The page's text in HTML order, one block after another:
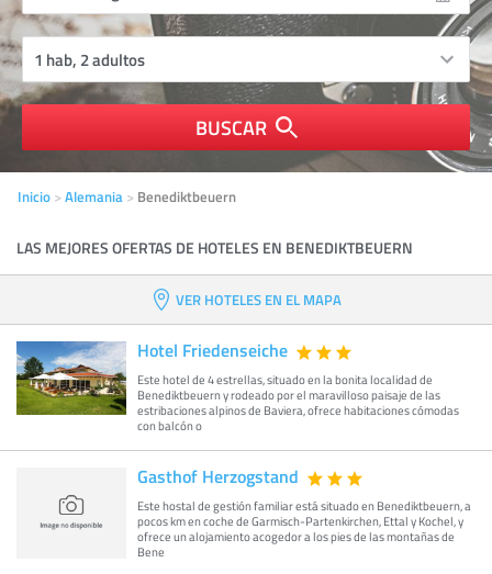
BUSCAR
Inicio Alemania Benediktbeuern
LAS MEJORES OFERTAS DE HOTELES EN BENEDIKTBEUERN
VER HOTELES EN EL MAPA
Hotel Friedenseiche
Este hotel de 4 estrellas, situado en la bonita localidad de
Benediktbeuern y rodeado por el maravilloso paisaje de las
estribaciones alpinos de Baviera, ofrece habitaciones cómodas
con balcón o
Gasthof Herzogstand
Este hostal de gestión familiar está situado en Benediktbeuern, a
pocos km en coche de Garmisch-Partenkirchen, Ettal y Kochel, y
ofrece un alojamiento acogedor a los pies de las montañas de
Bene